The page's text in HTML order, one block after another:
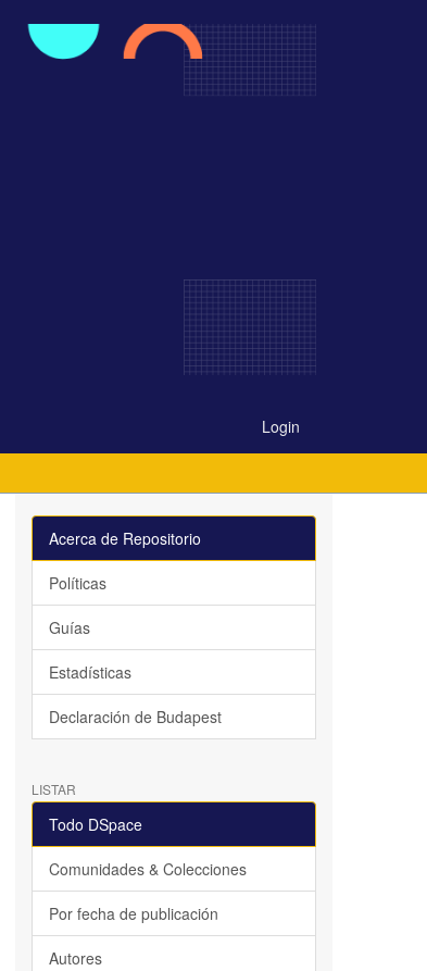
Login
Acerca de Repositorio
Políticas
Guías
Estadísticas
Declaración de Budapest
LISTAR
Todo DSpace
Comunidades & Colecciones
Por fecha de publicación
Autores